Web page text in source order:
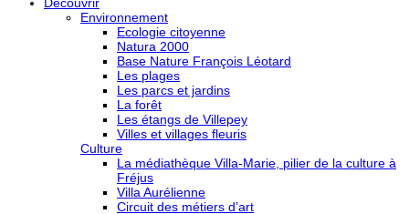
Environnement
Ecologie citoyenne
Natura 2000
Base Nature François Léotard
Les plages
Les parcs et jardins
La forêt
Les étangs de Villepey
Villes et villages fleuris
Culture
La médiathèque Villa-Marie, pilier de la culture à
Fréjus
Villa Aurélienne
Circuit des métiers d’art